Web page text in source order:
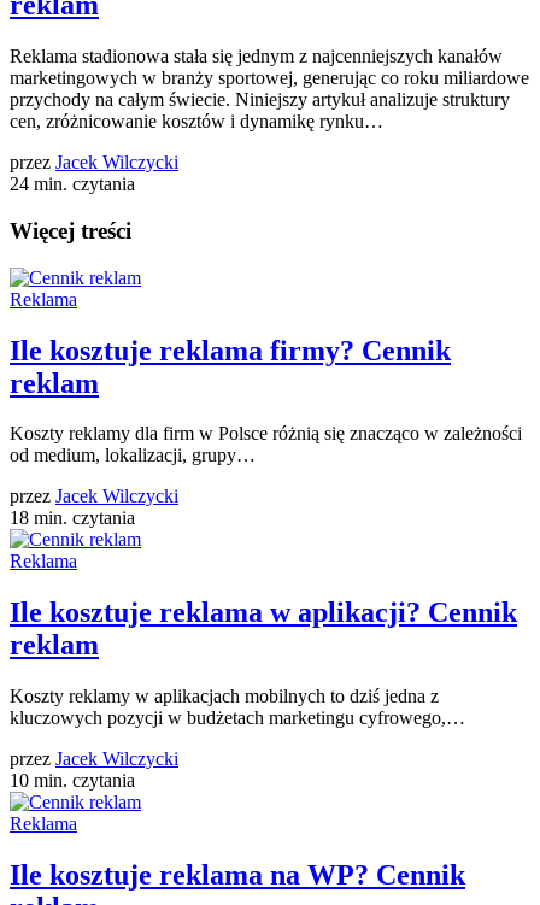
Reklama stadionowa stała się jednym z najcenniejszych kanałów
marketingowych w branży sportowej, generując co roku miliardowe
przychody na całym świecie. Niniejszy artykuł analizuje struktury
cen, zróżnicowanie kosztów i dynamikę rynku…
przez Jacek Wilczycki
24 min. czytania
Więcej treści
Reklama
Ile kosztuje reklama firmy? Cennik
reklam
Koszty reklamy dla firm w Polsce różnią się znacząco w zależności
od medium, lokalizacji, grupy…
przez Jacek Wilczycki
18 min. czytania
Reklama
Ile kosztuje reklama w aplikacji? Cennik
reklam
Koszty reklamy w aplikacjach mobilnych to dziś jedna z
kluczowych pozycji w budżetach marketingu cyfrowego,…
przez Jacek Wilczycki
10 min. czytania
Reklama
Ile kosztuje reklama na WP? Cennik